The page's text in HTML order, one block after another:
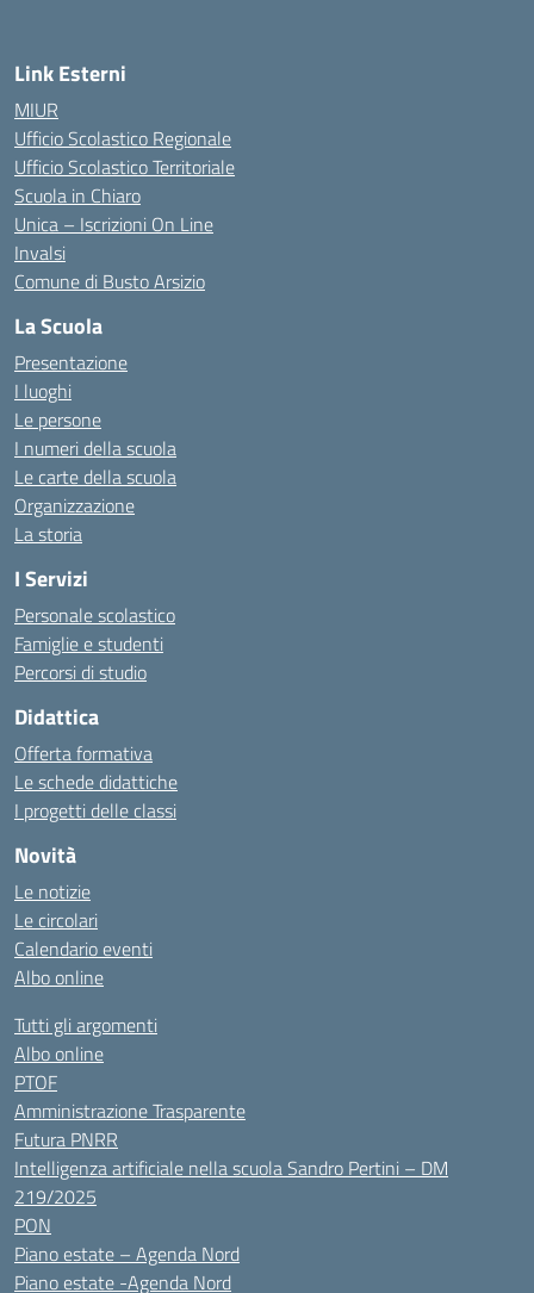
Link Esterni
MIUR
Ufficio Scolastico Regionale
Ufficio Scolastico Territoriale
Scuola in Chiaro
Unica – Iscrizioni On Line
Invalsi
Comune di Busto Arsizio
La Scuola
Presentazione
I luoghi
Le persone
I numeri della scuola
Le carte della scuola
Organizzazione
La storia
I Servizi
Personale scolastico
Famiglie e studenti
Percorsi di studio
Didattica
Offerta formativa
Le schede didattiche
I progetti delle classi
Novità
Le notizie
Le circolari
Calendario eventi
Albo online
Tutti gli argomenti
Albo online
PTOF
Amministrazione Trasparente
Futura PNRR
Intelligenza artificiale nella scuola Sandro Pertini – DM
219/2025
PON
Piano estate – Agenda Nord
Piano estate -Agenda Nord